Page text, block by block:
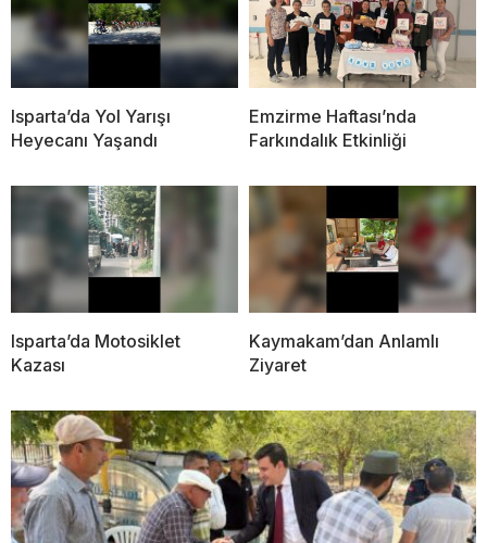
Isparta’da Yol Yarışı
Heyecanı Yaşandı
Emzirme Haftası’nda
Farkındalık Etkinliği
Isparta’da Motosiklet
Kazası
Kaymakam’dan Anlamlı
Ziyaret